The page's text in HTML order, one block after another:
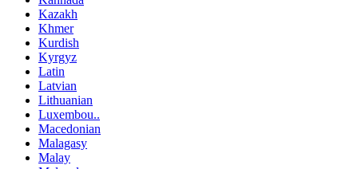
Kazakh
Khmer
Kurdish
Kyrgyz
Latin
Latvian
Lithuanian
Luxembou..
Macedonian
Malagasy
Malay